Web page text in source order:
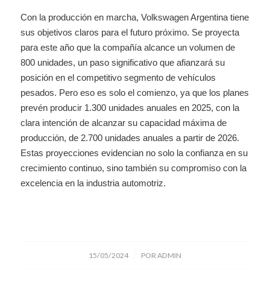
Con la producción en marcha, Volkswagen Argentina tiene
sus objetivos claros para el futuro próximo. Se proyecta
para este año que la compañía alcance un volumen de
800 unidades, un paso significativo que afianzará su
posición en el competitivo segmento de vehículos
pesados. Pero eso es solo el comienzo, ya que los planes
prevén producir 1.300 unidades anuales en 2025, con la
clara intención de alcanzar su capacidad máxima de
producción, de 2.700 unidades anuales a partir de 2026.
Estas proyecciones evidencian no solo la confianza en su
crecimiento continuo, sino también su compromiso con la
excelencia en la industria automotriz.
15/05/2024
/ PORADMIN